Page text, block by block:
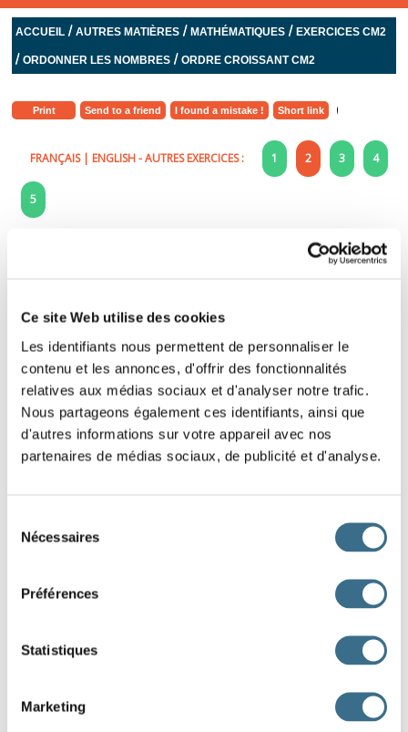
Ce site Web utilise des cookies
Les identifiants nous permettent de personnaliser le
contenu et les annonces, d'offrir des fonctionnalités
relatives aux médias sociaux et d'analyser notre trafic.
Nous partageons également ces identifiants, ainsi que
d'autres informations sur votre appareil avec nos
partenaires de médias sociaux, de publicité et d'analyse.
Nécessaires
Préférences
Statistiques
Marketing
ACCUEIL /AUTRES MATIÈRES /MATHÉMATIQUES /EXERCICES CM2
/ORDONNER LES NOMBRES /ORDRE CROISSANT CM2
Print Send to a friend I found a mistake ! Short link
FRANÇAIS| ENGLISH- AUTRES EXERCICES : 1 2 3 4
5
2 - Mathematical exercise: The ascending
purple labels in the right order.
3541 3874